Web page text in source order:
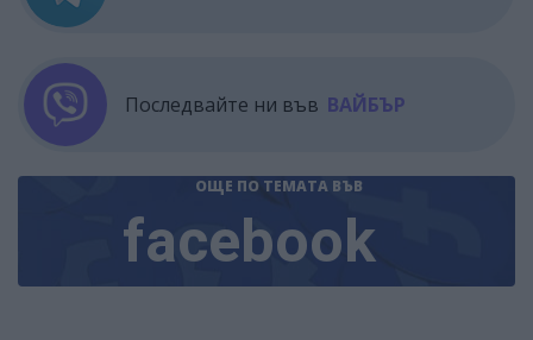
Последвайте ни във ВАЙБЪР
ОЩЕ ПО ТЕМАТА ВЪВ
facebook